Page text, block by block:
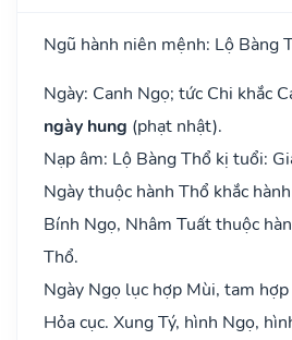
Ngũ hành niên mệnh: Lộ Bàng
Ngày: Canh Ngọ; tức Chi khắc
ngày hung (phạt nhật).
Nạp âm: Lộ Bàng Thổ kị tuổi:
Ngày thuộc hành Thổ khắc
Bính Ngọ, Nhâm Tuất thuộc
Thổ.
Ngày Ngọ lục hợp Mùi, tam
Hỏa cục. Xung Tý, hình Ngọ,